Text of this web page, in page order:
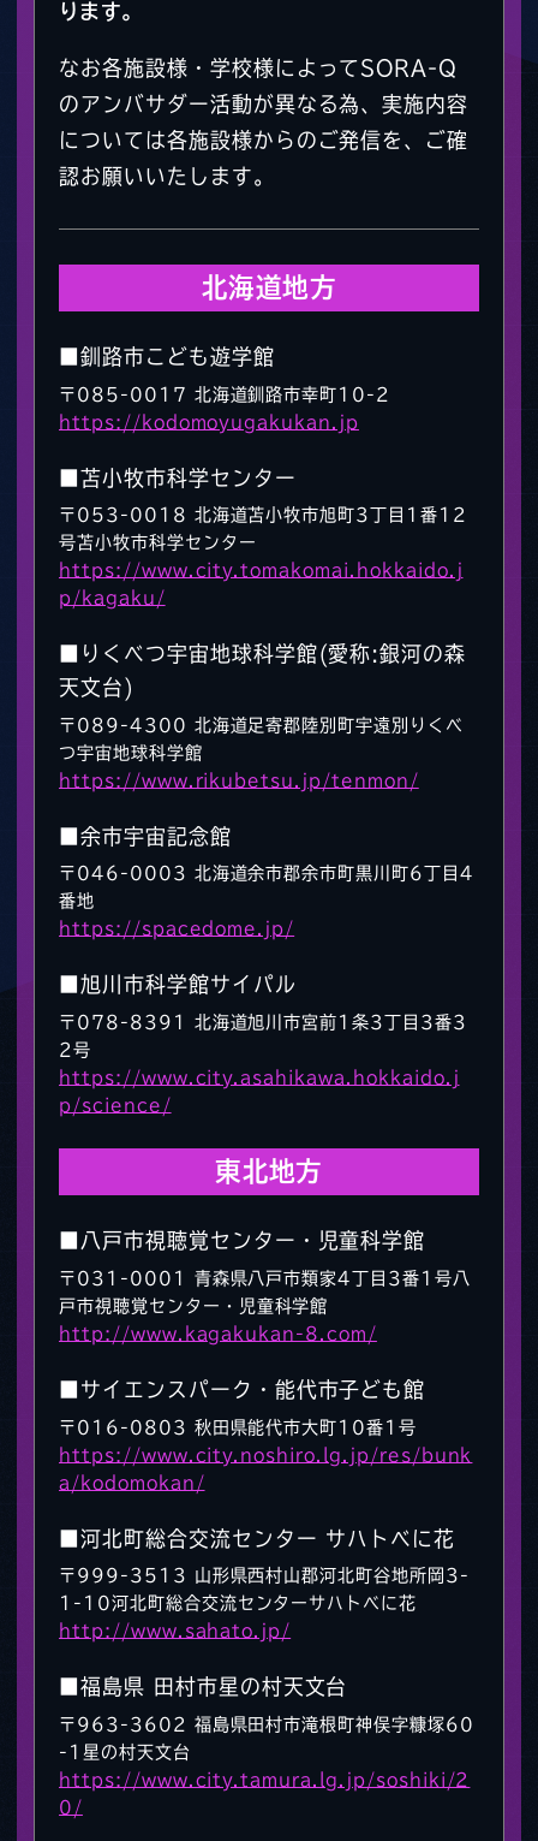
ります。
なお各施設様・学校様によってSORA-Q
のアンバサダー活動が異なる為、実施内容
については各施設様からのご発信を、ご確
認お願いいたします。
北海道地方
■釧路市こども遊学館
〒085-0017 北海道釧路市幸町10-2
https://kodomoyugakukan.jp
■苫小牧市科学センター
〒053-0018 北海道苫小牧市旭町3丁目1番12
号苫小牧市科学センター
https://www.city.tomakomai.hokkaido.j
p/kagaku/
■りくべつ宇宙地球科学館(愛称:銀河の森
天文台)
〒089-4300 北海道足寄郡陸別町宇遠別りくべ
つ宇宙地球科学館
https://www.rikubetsu.jp/tenmon/
■余市宇宙記念館
〒046-0003 北海道余市郡余市町黒川町6丁目4
番地
https://spacedome.jp/
■旭川市科学館サイパル
〒078-8391 北海道旭川市宮前1条3丁目3番3
2号
https://www.city.asahikawa.hokkaido.j
p/science/
東北地方
■八戸市視聴覚センター・児童科学館
〒031-0001 青森県八戸市類家4丁目3番1号八
戸市視聴覚センター・児童科学館
http://www.kagakukan-8.com/
■サイエンスパーク・能代市子ども館
〒016-0803 秋田県能代市大町10番1号
https://www.city.noshiro.lg.jp/res/bunk
a/kodomokan/
■河北町総合交流センター サハトべに花
〒999-3513 山形県西村山郡河北町谷地所岡3-
1-10河北町総合交流センターサハトべに花
http://www.sahato.jp/
■福島県 田村市星の村天文台
〒963-3602 福島県田村市滝根町神俣字糠塚60
-1星の村天文台
https://www.city.tamura.lg.jp/soshiki/2
0/